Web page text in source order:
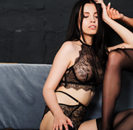
Par traži ženu, žena traži par:
Ako ste umorni od uobičajene
imate što više novih iskustava - i
mogu tražiti jedni druge. Ako
sviđa na Xlist.rs, možete se
odmah uroniti u vrtlog
Potpuno je besplatno postaviti
zgodno za prijateljice i parove da
obrnuto. Možete uključiti ključne
partnerima koje vas zanimaju,
kontakt detalje. Na osnovu toga
par ili devojka i možete
sastanka.